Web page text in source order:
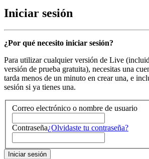
Iniciar sesión
¿Por qué necesito iniciar sesión?
Para utilizar cualquier versión de Live
versión de prueba gratuita), necesitas una
tarda menos de un minuto en crear una, e
sesión si ya tienes una.
Correo electrónico o nombre de usuario
Contraseña¿Olvidaste tu contraseña?